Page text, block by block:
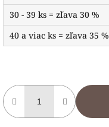
30 - 39 ks = zľava 30 %
40 a viac ks = zľava 35 %